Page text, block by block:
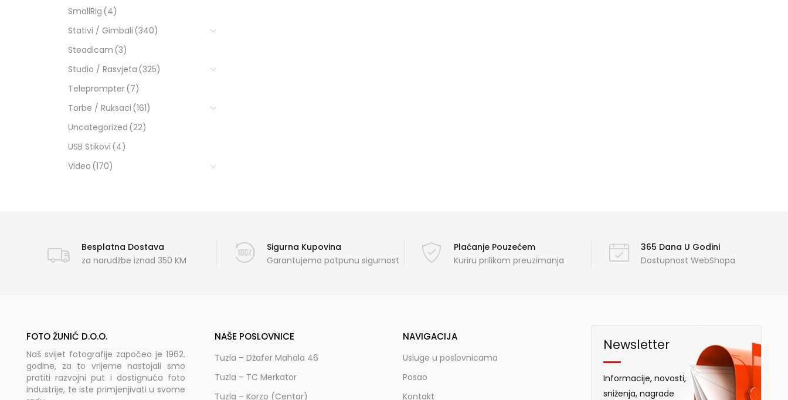
SmallRig (4)
Stativi / Gimbali (340)
Steadicam (3)
Studio / Rasvjeta (325)
Teleprompter(7)
Torbe / Ruksaci (161)
Uncategorized (22)
USB Stikovi (4)
Video (170)
Besplatna Dostava
za narudžbe iznad 350 KM
Sigurna Kupovina
Garantujemo potpunu sigurnost
Plaćanje Pouzećem
Kuriru prilikom preuzimanja
365 Dana U Godini
Dostupnost WebShopa
FOTO ŽUNIĆ D.O.O.
Naš svijet fotografije započeo je 1962.
godine, za to vrijeme nastojali smo
pratiti razvojni put i dostignuća foto
industrije, te iste primjenjivati u svome
NAŠE POSLOVNICE
Tuzla – Džafer Mahala 46
Tuzla – TC Merkator
Tuzla – Korzo (Centar)
NAVIGACIJA
Usluge u poslovnicama
Posao
Kontakt
Newsletter
Informacije, novosti,
sniženja, nagrade